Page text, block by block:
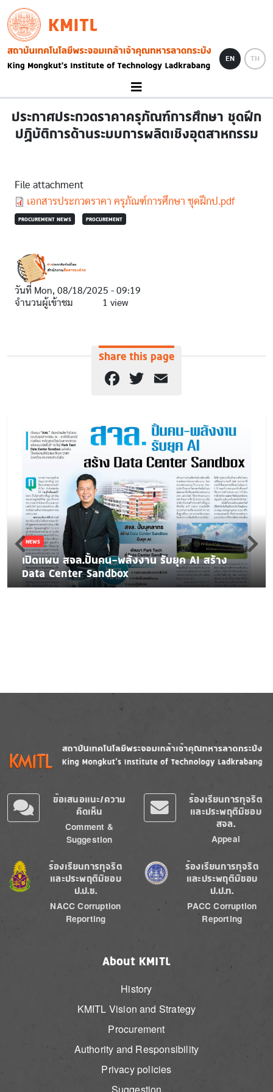
Skip to main content
KMITL
Image
EN TH
ประกาศประกวดราคาครุภัณฑ์การศึกษา ชุุดฝึก
ปฏิบัติการด้านระบบการผลิตเชิงอุตสาหกรรม
File attachment
Document
เอกสารประกวดราคา ครุภัณฑ์การศึกษา ชุดฝึกป.pdf
PROCUREMENT NEWS PROCUREMENT
วันที่ Mon, 08/18/2025 - 09:19
จำนวนผู้เข้าชม
1 view
Share this page
Facebook
Twitter
NEWS
เปิดแผน สจล.ปั้นคน-พลังงาน รับยุค AI สร้าง
Data Center Sandbox
Image
ข้อเสนอแนะ/ความ
คิดเห็น
Comment &
Suggestion
ร้องเรียนการทุจริต
และประพฤติมิชอบ
สจล.
Appeal
Image
ร้องเรียนการทุจริต
และประพฤติมิชอบ
ป.ป.ช.
NACC Corruption
Reporting
Image
ร้องเรียนการทุจริต
และประพฤติมิชอบ
ป.ป.ท.
PACC Corruption
Reporting
About KMITL
History
KMITL Vision and Strategy
Procurement
Authority and Responsibility
Privacy policies
Suggestion